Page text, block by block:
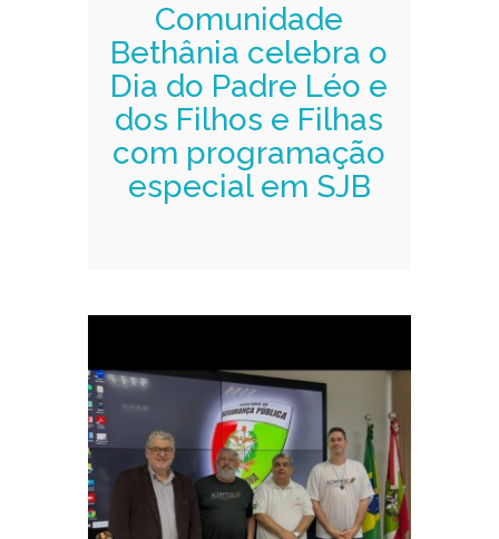
Comunidade
Bethânia celebra o
Dia do Padre Léo e
dos Filhos e Filhas
com programação
especial em SJB